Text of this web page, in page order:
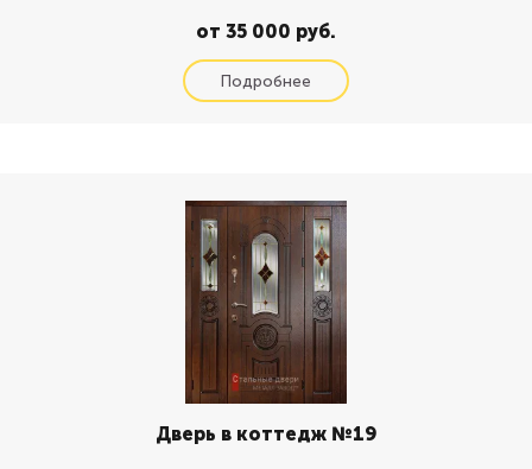
от 35 000 руб.
Дверь в коттедж №19